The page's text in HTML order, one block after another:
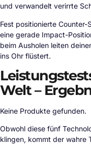
und verwandelt verirrte
Fest positionierte
eine gerade Impact-
beim Ausholen leiten
ins Ohr flüstert.
Welt –
Keine Produkte gefunden.
Obwohl diese fünf
klingen, kommt der wahre